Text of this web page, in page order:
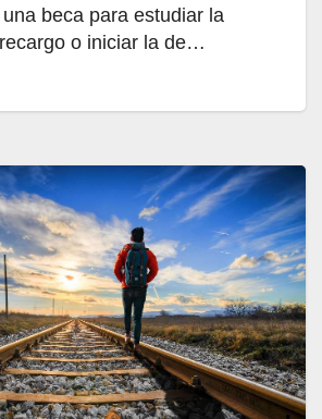
beca para estudiar la
o iniciar la de…